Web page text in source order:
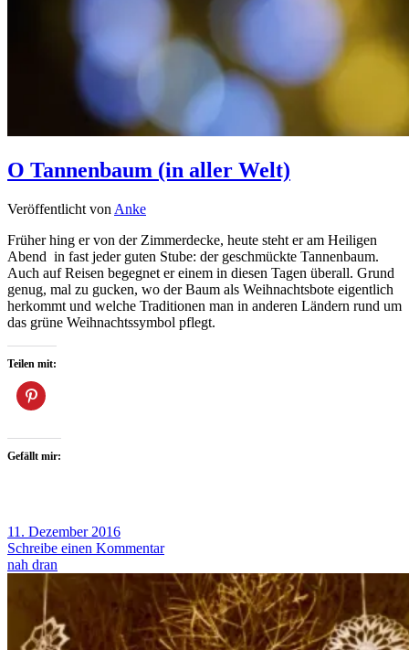
O Tannenbaum (in aller Welt)
Veröffentlicht von Anke
Früher hing er von der Zimmerdecke, heute steht er am Heiligen
Abend in fast jeder guten Stube: der geschmückte Tannenbaum.
Auch auf Reisen begegnet er einem in diesen Tagen überall. Grund
genug, mal zu gucken, wo der Baum als Weihnachtsbote eigentlich
herkommt und welche Traditionen man in anderen Ländern rund um
das grüne Weihnachtssymbol pflegt.
Teilen mit:
Gefällt mir:
11. Dezember 2016
Schreibe einen Kommentar
nah dran